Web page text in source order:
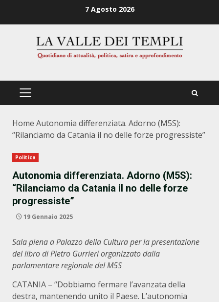
7 Agosto 2026
PRIMÄRES
Home Autonomia differenziata. Adorno (M5S):
“Rilanciamo da Catania il no delle forze progressiste”
Politica
Autonomia differenziata. Adorno (M5S):
“Rilanciamo da Catania il no delle forze
progressiste”
19 Gennaio 2025
Sala piena a Palazzo della Cultura per la presentazione
del libro di Pietro Gurrieri organizzato dalla
parlamentare regionale del M5S
CATANIA – “Dobbiamo fermare l’avanzata della
destra, mantenendo unito il Paese. L’autonomia